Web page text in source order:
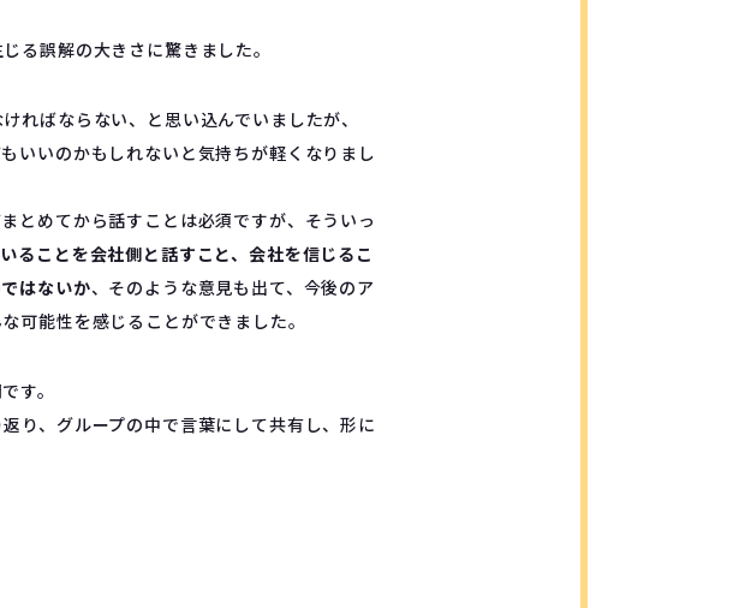
る誤解の大きさに驚きました。
ればならない、と思い込んでいましたが、
いいのかもしれないと気持ちが軽くなりまし
とめてから話すことは必須ですが、そういっ
ることを会社側と話すこと、会社を信じるこ
はないか、そのような意見も出て、今後のア
可能性を感じることができました。
す。
り、グループの中で言葉にして共有し、形に